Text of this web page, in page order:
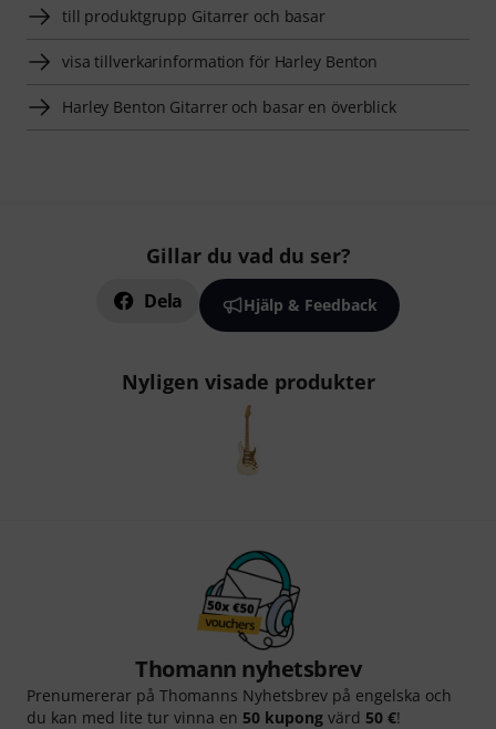
till produktgrupp Gitarrer och basar
visa tillverkarinformation för Harley Benton
Harley Benton Gitarrer och basar en överblick
Gillar du vad du ser?
Dela Hjälp & Feedback
Nyligen visade produkter
Thomann nyhetsbrev
Prenumererar på Thomanns Nyhetsbrev på engelska och
du kan med lite tur vinna en 50 kupong värd 50 €!